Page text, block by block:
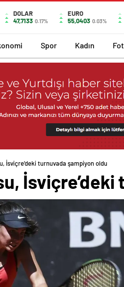
DOLAR
47,7133 0.17%
EURO
55,0403 0.03%
Spor Kadın
İsviçre’deki turnuvada şampiyon oldu